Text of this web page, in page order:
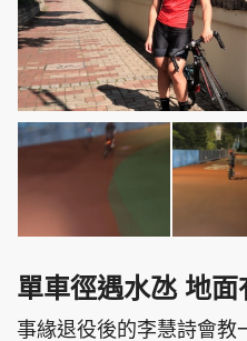
單車徑遇水氹 地面
事緣退役後的李慧詩會教